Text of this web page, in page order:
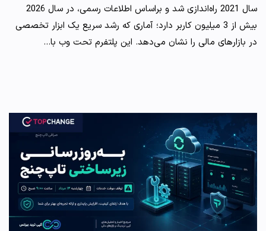
سال 2021 راه‌اندازی شد و براساس اطلاعات رسمی، در سال 2026
بیش از 3 میلیون کاربر دارد؛ آماری که رشد سریع یک ابزار تخصصی
در بازارهای مالی را نشان می‌دهد. این پلتفرم تحت وب با…